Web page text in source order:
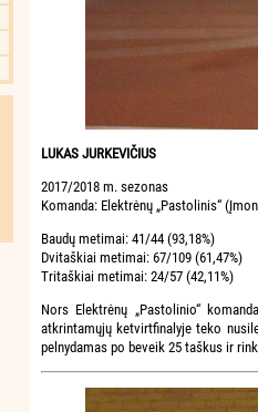
LUKAS JURKEVIČIUS
2017/2018 m. sezonas
Komanda: Elektrėnų „Pastolinis“
Baudų metimai: 41/44 (93,18%)
Dvitaškiai metimai: 67/109 (61,47%)
Tritaškiai metimai: 24/57 (42,11%)
Nors Elektrėnų „Pastolinio“
atkrintamųjų ketvirtfinalyje teko
pelnydamas po beveik 25 taškus ir